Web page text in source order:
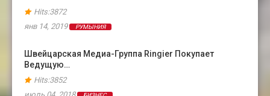
Hits:3872
янв 14, 2019
РУМЫНИЯ
Швейцарская Медиа-Группа Ringier Покупает
Ведущую…
Hits:3852